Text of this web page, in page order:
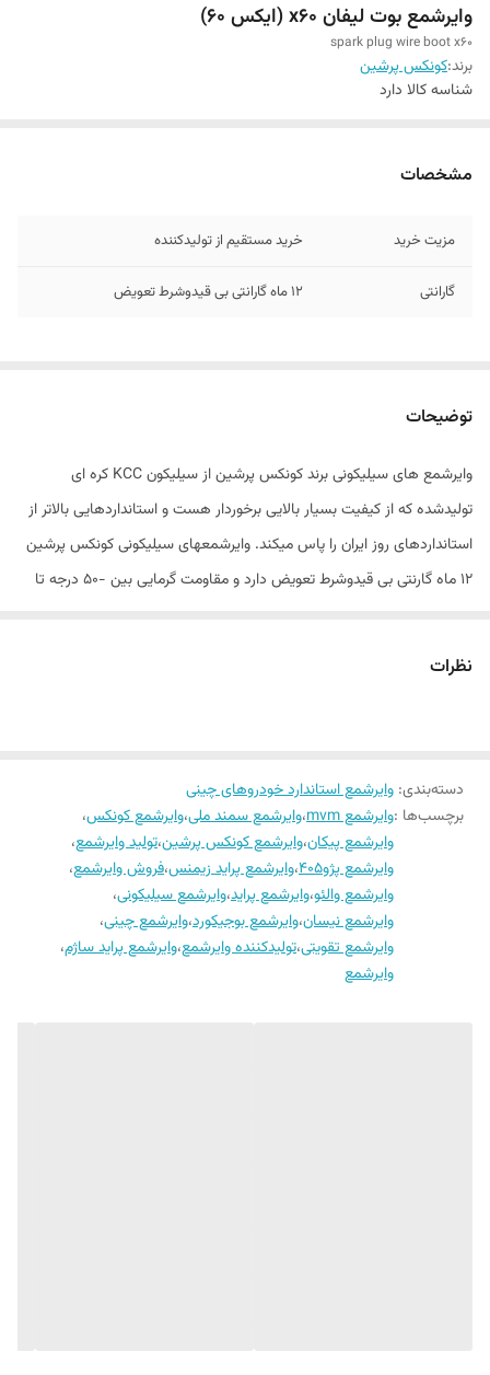
وایرشمع بوت لیفان x60 (ایکس 60)
spark plug wire boot x60
برند:کونکس پرشین
شناسه کالا دارد
مشخصات
مزیت خرید خرید مستقیم از تولیدکننده
گارانتی 12 ماه گارانتی بی قیدوشرط تعویض
توضیحات
وایرشمع های سیلیکونی برند کونکس پرشین از سیلیکون KCC کره ای
تولیدشده که از کیفیت بسیار بالایی برخوردار هست و استانداردهایی بالاتر از
استانداردهای روز ایران را پاس میکند. وایرشمعهای سیلیکونی کونکس پرشین
12 ماه گارنتی بی قیدوشرط تعویض دارد و مقاومت گرمایی بین -50 درجه تا
نظرات
دسته‌بندی: وایرشمع استاندارد خودروهای چینی
برچسب‌ها :وایرشمع mvm ،وایرشمع سمند ملی،وایرشمع کونکس،
وایرشمع پیکان،وایرشمع کونکس پرشین،تولید وایرشمع،
وایرشمع پژو405
،وایرشمع پراید زیمنس،فروش وایرشمع،
وایرشمع والئو،وایرشمع پراید،وایرشمع سیلیکونی،
وایرشمع نیسان،وایرشمع بوجیکورد،وایرشمع چینی،
وایرشمع تقویتی،تولیدکننده وایرشمع،وایرشمع پراید ساژم،
وایرشمع